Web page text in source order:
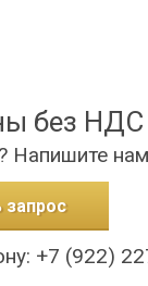
без НДС
Напишите
запрос
+7 (922)